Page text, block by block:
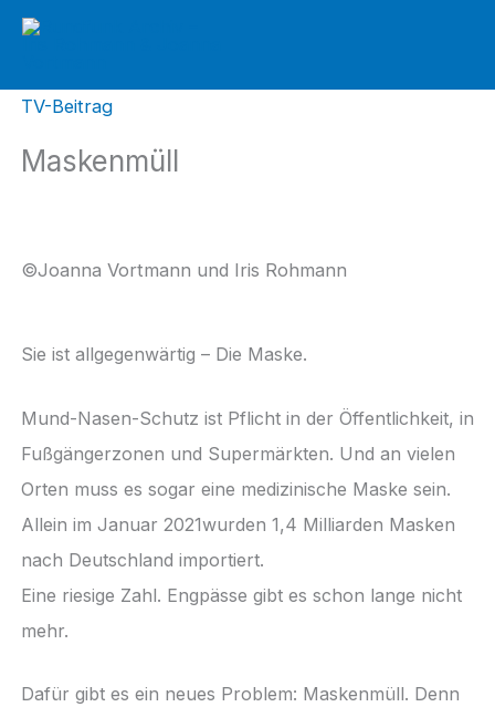
Zum
TV-Beitrag
Maskenmüll
©Joanna Vortmann und Iris Rohmann
Sie ist allgegenwärtig – Die Maske.
Mund-Nasen-Schutz ist Pflicht in der Öffentlichkeit, in
Fußgängerzonen und Supermärkten. Und an vielen
Orten muss es sogar eine medizinische Maske sein.
Allein im Januar 2021wurden 1,4 Milliarden Masken
nach Deutschland importiert.
Eine riesige Zahl. Engpässe gibt es schon lange nicht
mehr.
Dafür gibt es ein neues Problem: Maskenmüll. Denn